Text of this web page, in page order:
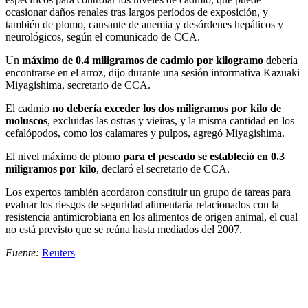
ocasionar daños renales tras largos períodos de exposición, y
también de plomo, causante de anemia y desórdenes hepáticos y
neurológicos, según el comunicado de CCA.
Un máximo de 0.4 miligramos de cadmio por kilogramo debería
encontrarse en el arroz, dijo durante una sesión informativa Kazuaki
Miyagishima, secretario de CCA.
El cadmio no debería exceder los dos miligramos por kilo de
moluscos, excluidas las ostras y vieiras, y la misma cantidad en los
cefalópodos, como los calamares y pulpos, agregó Miyagishima.
El nivel máximo de plomo para el pescado se estableció en 0.3
miligramos por kilo, declaró el secretario de CCA.
Los expertos también acordaron constituir un grupo de tareas para
evaluar los riesgos de seguridad alimentaria relacionados con la
resistencia antimicrobiana en los alimentos de origen animal, el cual
no está previsto que se reúna hasta mediados del 2007.
Fuente: Reuters